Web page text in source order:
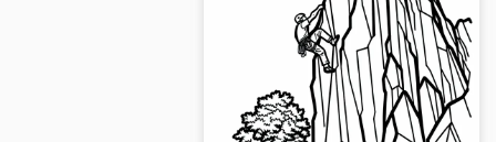
Dağcı dik kayalığı
tırmanıyor boyama
şablonu ücretsiz
Bir kayacının bir uçurumda
yaşadığı maceraları deneyimleyin.
Ücretsiz boyama sayfasını şimdi